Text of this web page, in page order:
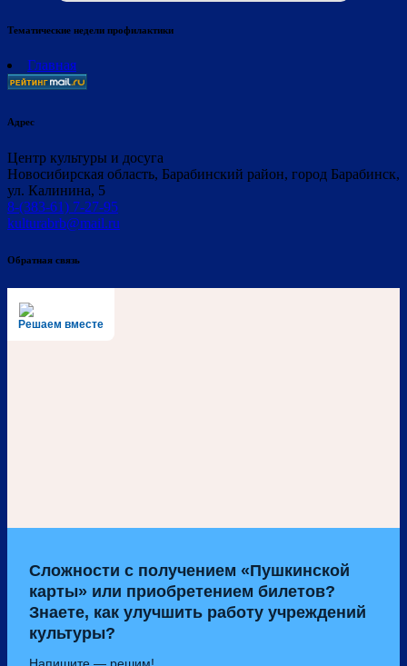
Тематические недели профилактики
Главная
Адрес
Центр культуры и досуга
Новосибирская область, Барабинский район, город Барабинск,
ул. Калинина, 5
8-(383-61) 7-27-95
kulturabrb@mail.ru
Обратная связь
Решаем вместе
Сложности с получением «Пушкинской
карты» или приобретением билетов?
Знаете, как улучшить работу учреждений
культуры?